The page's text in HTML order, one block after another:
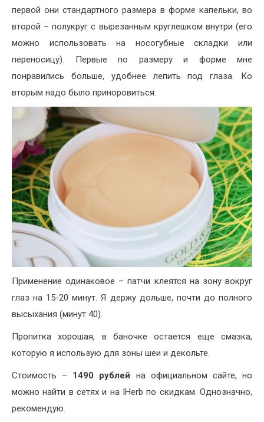
первой они стандартного размера в форме капельки, во
второй – полукруг с вырезанным круглешком внутри (его
можно использовать на носогубные складки или
переносицу). Первые по размеру и форме мне
понравились больше, удобнее лепить под глаза. Ко
вторым надо было приноровиться.
Применение одинаковое – патчи клеятся на зону вокруг
глаз на 15-20 минут. Я держу дольше, почти до полного
высыхания (минут 40).
Пропитка хорошая, в баночке остается еще смазка,
которую я использую для зоны шеи и декольте.
Стоимость – 1490 рублей на официальном сайте, но
можно найти в сетях и на IHerb по скидкам. Однозначно,
рекомендую.